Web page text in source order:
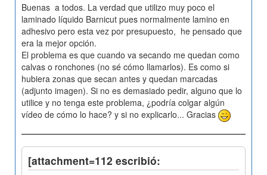
Buenas a todos. La verdad que utilizo muy poco el
laminado líquido Barnicut pues normalmente lamino en
adhesivo pero esta vez por presupuesto, he pensado que
era la mejor opción.
El problema es que cuando va secando me quedan como
calvas o ronchones (no sé cómo llamarlos). Es como si
hubiera zonas que secan antes y quedan marcadas
(adjunto imagen). Si no es demasiado pedir, alguno que lo
utilice y no tenga este problema, ¿podría colgar algún
vídeo de cómo lo hace? y si no explicarlo... Gracias
[attachment=112 escribió: